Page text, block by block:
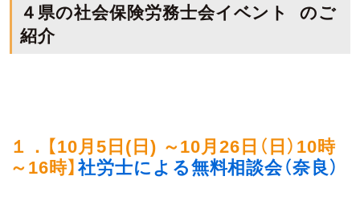
４県の社会保険労務士会イベント のご
紹介
１．【10月5日(日) ～10月26日（日）10時
～16時】 社労士による無料相談会（奈良）